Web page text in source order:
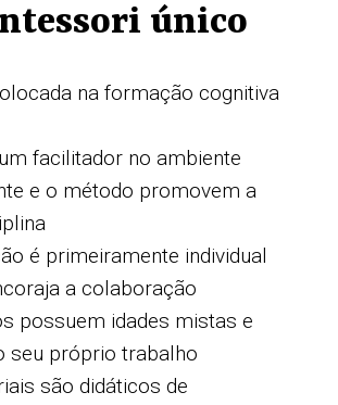
único
na formação cognitiva
facilitador no ambiente
e o método promovem a
é primeiramente individual
a colaboração
possuem idades mistas e
seu próprio trabalho
são didáticos de